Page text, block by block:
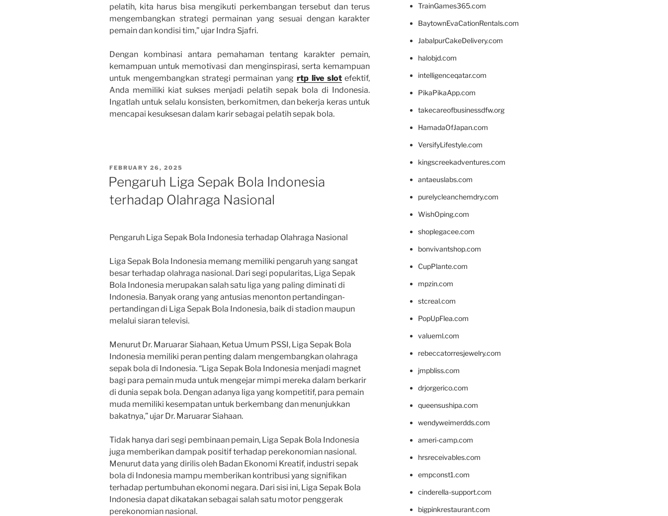
pelatih, kita harus bisa mengikuti perkembangan tersebut dan terus
mengembangkan strategi permainan yang sesuai dengan karakter
pemain dan kondisi tim,” ujar Indra Sjafri.
Dengan kombinasi antara pemahaman tentang karakter pemain,
kemampuan untuk memotivasi dan menginspirasi, serta kemampuan
untuk mengembangkan strategi permainan yang rtp live slotefektif,
Anda memiliki kiat sukses menjadi pelatih sepak bola di Indonesia.
Ingatlah untuk selalu konsisten, berkomitmen, dan bekerja keras untuk
mencapai kesuksesan dalam karir sebagai pelatih sepak bola.
POSTED
ON
FEBRUARY 26, 2025
Pengaruh Liga Sepak Bola Indonesia
terhadap Olahraga Nasional
Pengaruh Liga Sepak Bola Indonesia terhadap Olahraga Nasional
Liga Sepak Bola Indonesia memang memiliki pengaruh yang sangat
besar terhadap olahraga nasional. Dari segi popularitas, Liga Sepak
Bola Indonesia merupakan salah satu liga yang paling diminati di
Indonesia. Banyak orang yang antusias menonton pertandingan-
pertandingan di Liga Sepak Bola Indonesia, baik di stadion maupun
melalui siaran televisi.
Menurut Dr. Maruarar Siahaan, Ketua Umum PSSI, Liga Sepak Bola
Indonesia memiliki peran penting dalam mengembangkan olahraga
sepak bola di Indonesia. “Liga Sepak Bola Indonesia menjadi magnet
bagi para pemain muda untuk mengejar mimpi mereka dalam berkarir
di dunia sepak bola. Dengan adanya liga yang kompetitif, para pemain
muda memiliki kesempatan untuk berkembang dan menunjukkan
bakatnya,” ujar Dr. Maruarar Siahaan.
Tidak hanya dari segi pembinaan pemain, Liga Sepak Bola Indonesia
juga memberikan dampak positif terhadap perekonomian nasional.
Menurut data yang dirilis oleh Badan Ekonomi Kreatif, industri sepak
bola di Indonesia mampu memberikan kontribusi yang signifikan
terhadap pertumbuhan ekonomi negara. Dari sisi ini, Liga Sepak Bola
Indonesia dapat dikatakan sebagai salah satu motor penggerak
perekonomian nasional.
TrainGames365.com
BaytownEvaCationRentals.com
JabalpurCakeDelivery.com
halobjd.com
intelligenceqatar.com
PikaPikaApp.com
takecareofbusinessdfw.org
HamadaOfJapan.com
VersifyLifestyle.com
kingscreekadventures.com
antaeuslabs.com
purelycleanchemdry.com
WishOping.com
shoplegacee.com
bonvivantshop.com
CupPlante.com
mpzin.com
stcreal.com
PopUpFlea.com
valueml.com
rebeccatorresjewelry.com
jmpbliss.com
drjorgerico.com
queensushipa.com
wendyweimerdds.com
ameri-camp.com
hrsreceivables.com
empconst1.com
cinderella-support.com
bigpinkrestaurant.com